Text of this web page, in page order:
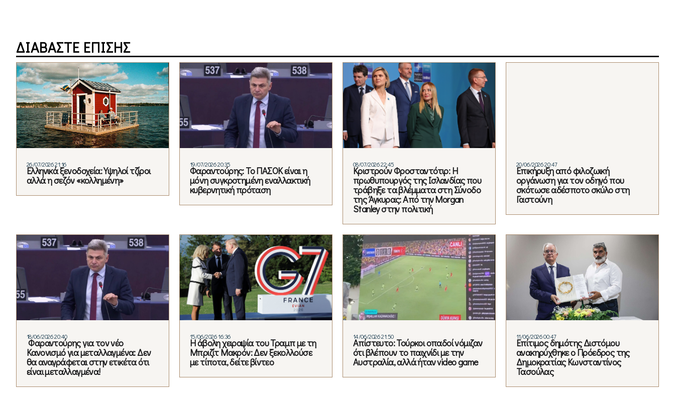
ΔΙΑΒΑΣΤΕ ΕΠΙΣΗΣ
26/07/2026 21:16
Ελληνικά ξενοδοχεία: Υψηλοί τζίροι
αλλά η σεζόν «κολλημένη»
19/07/2026 20:35
Φαραντούρης: Το ΠΑΣΟΚ είναι η
μόνη συγκροτημένη εναλλακτική
κυβερνητική πρόταση
08/07/2026 22:45
Κριστρούν Φροσταντότιρ: Η
πρωθυπουργός της Ισλανδίας που
τράβηξε τα βλέμματα στη Σύνοδο
της Άγκυρας: Από την Morgan
Stanley στην πολιτική
20/06/2026 20:47
Επικήρυξη από φιλοζωική
οργάνωση για τον οδηγό που
σκότωσε αδέσποτο σκύλο στη
Γαστούνη
18/06/2026 20:40
Φαραντούρης για τον νέο
Κανονισμό για μεταλλαγμένα: Δεν
θα αναγράφεται στην ετικέτα ότι
είναι μεταλλαγμένα!
15/06/2026 16:36
Η άβολη χειραψία του Τραμπ με τη
Μπριζίτ Μακρόν: Δεν ξεκολλούσε
με τίποτα, δείτε βίντεο
14/06/2026 21:50
Απίστευτο: Τούρκοι οπαδοί νόμιζαν
ότι βλέπουν το παιχνίδι με την
Αυστραλία, αλλά ήταν video game
11/06/2026 00:47
Επίτιμος δημότης Διστόμου
ανακηρύχθηκε ο Πρόεδρος της
Δημοκρατίας Κωνσταντίνος
Τασούλας